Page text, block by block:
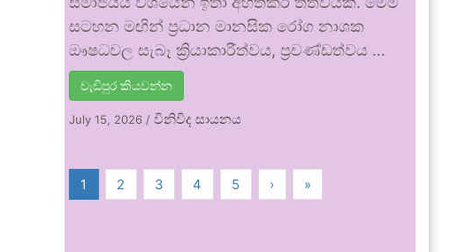
සටහන මඟින් ප්‍රධාන මානසික රෝග නාශක
ඖෂධවල සැබෑ ක්‍රියාකාරීත්වය, ප්‍රචණ්ඩත්වය …
වැඩිපුර කියවන්න
July 15, 2026 /විනිවිද සායනය
1 2 3 4 5 › »